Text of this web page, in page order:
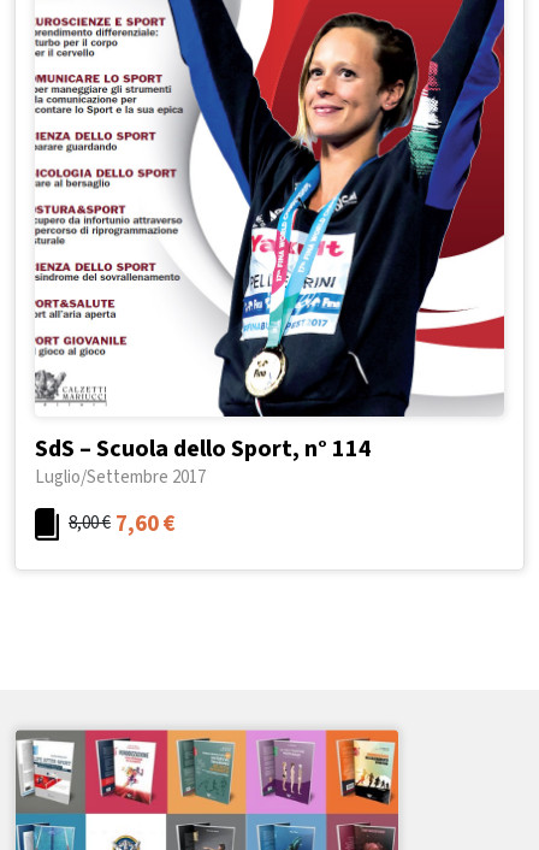
SdS – Scuola dello Sport, n° 114
Luglio/Settembre 2017
8,00€ 7,60€